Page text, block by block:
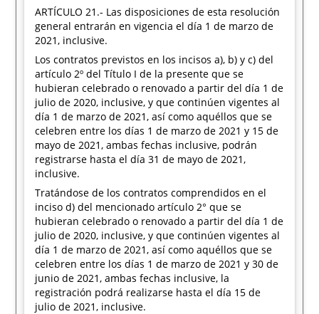
ARTÍCULO 21.- Las disposiciones de esta resolución
general entrarán en vigencia el día 1 de marzo de
2021, inclusive.
Los contratos previstos en los incisos a), b) y c) del
artículo 2º del Título I de la presente que se
hubieran celebrado o renovado a partir del día 1 de
julio de 2020, inclusive, y que continúen vigentes al
día 1 de marzo de 2021, así como aquéllos que se
celebren entre los días 1 de marzo de 2021 y 15 de
mayo de 2021, ambas fechas inclusive, podrán
registrarse hasta el día 31 de mayo de 2021,
inclusive.
Tratándose de los contratos comprendidos en el
inciso d) del mencionado artículo 2° que se
hubieran celebrado o renovado a partir del día 1 de
julio de 2020, inclusive, y que continúen vigentes al
día 1 de marzo de 2021, así como aquéllos que se
celebren entre los días 1 de marzo de 2021 y 30 de
junio de 2021, ambas fechas inclusive, la
registración podrá realizarse hasta el día 15 de
julio de 2021, inclusive.